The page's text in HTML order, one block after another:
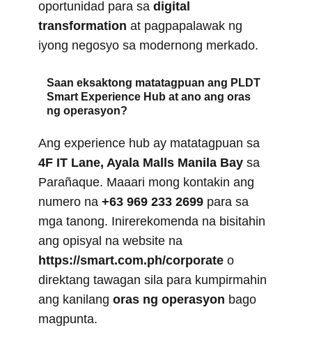
oportunidad para sa digital
transformation at pagpapalawak ng
iyong negosyo sa modernong merkado.
Saan eksaktong matatagpuan ang PLDT
Smart Experience Hub at ano ang oras
ng operasyon?
Ang experience hub ay matatagpuan sa
4F IT Lane, Ayala Malls Manila Bay sa
Parañaque. Maaari mong kontakin ang
numero na +63 969 233 2699 para sa
mga tanong. Inirerekomenda na bisitahin
ang opisyal na website na
https://smart.com.ph/corporate o
direktang tawagan sila para kumpirmahin
ang kanilang oras ng operasyon bago
magpunta.